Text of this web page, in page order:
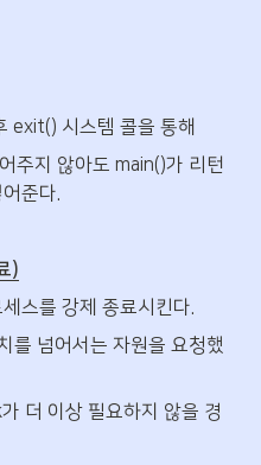
exit() 시스템 콜을 통해
주지 않아도 main()가 리턴
준다.
)
스를 강제 종료시킨다.
를 넘어서는 자원을 요청했
더 이상 필요하지 않을 경